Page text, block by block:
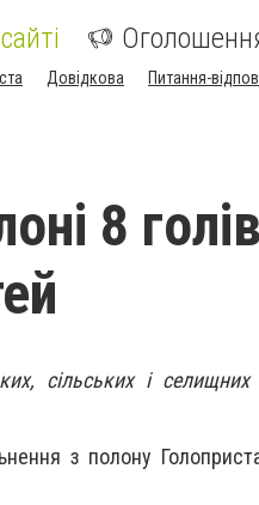
Довідкова Питання-
8 голів
сільських і селищних
з полону